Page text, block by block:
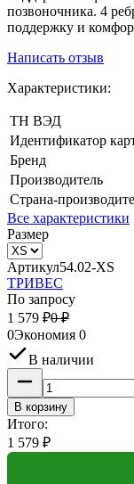
позвоночника. 4
поддержку и
Написать отзыв
Характеристики:
ТН ВЭД
Идентификатор
Бренд
Производитель
Страна-
Все характеристики
Размер
Артикул54.02-XS
ТРИВЕС
По запросу
1 579 ₽0 ₽
0Экономия 0
В наличии
В корзину
Итого:
1 579 ₽